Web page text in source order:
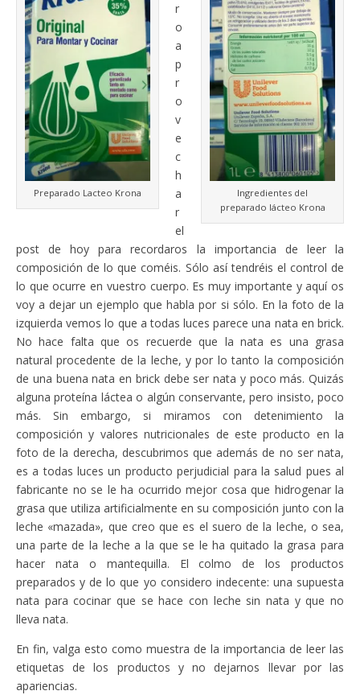
Preparado Lacteo Krona
Ingredientes del
preparado lácteo Krona
r
o
a
p
r
o
v
e
c
h
a
r
el
post de hoy para recordaros la importancia de leer la
composición de lo que coméis. Sólo así tendréis el control de
lo que ocurre en vuestro cuerpo. Es muy importante y aquí os
voy a dejar un ejemplo que habla por si sólo. En la foto de la
izquierda vemos lo que a todas luces parece una nata en brick.
No hace falta que os recuerde que la nata es una grasa
natural procedente de la leche, y por lo tanto la composición
de una buena nata en brick debe ser nata y poco más. Quizás
alguna proteína láctea o algún conservante, pero insisto, poco
más. Sin embargo, si miramos con detenimiento la
composición y valores nutricionales de este producto en la
foto de la derecha, descubrimos que además de no ser nata,
es a todas luces un producto perjudicial para la salud pues al
fabricante no se le ha ocurrido mejor cosa que hidrogenar la
grasa que utiliza artificialmente en su composición junto con la
leche «mazada», que creo que es el suero de la leche, o sea,
una parte de la leche a la que se le ha quitado la grasa para
hacer nata o mantequilla. El colmo de los productos
preparados y de lo que yo considero indecente: una supuesta
nata para cocinar que se hace con leche sin nata y que no
lleva nata.
En fin, valga esto como muestra de la importancia de leer las
etiquetas de los productos y no dejarnos llevar por las
apariencias.